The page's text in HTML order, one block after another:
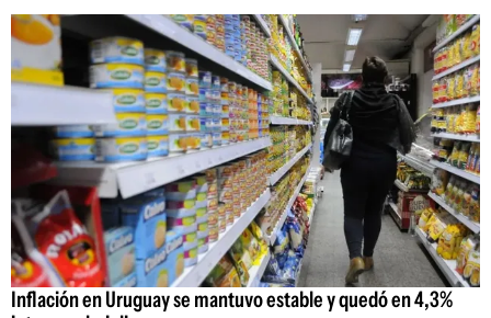
Inflación en Uruguay se mantuvo estable y quedó en 4,3%